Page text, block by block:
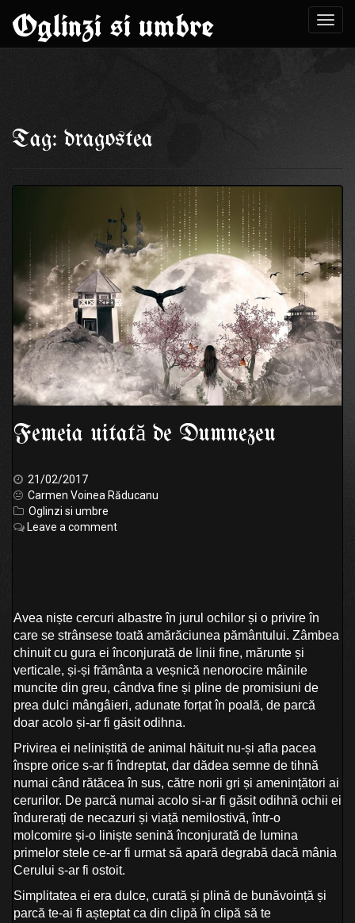
content
Oglinzi si umbre
Tag: dragostea
Femeia uitată de Dumnezeu
21/02/2017
Carmen Voinea Răducanu
Oglinzi si umbre
Leave a comment
Avea niște cercuri albastre în jurul ochilor și o privire în
care se strânsese toată amărăciunea pământului. Zâmbea
chinuit cu gura ei înconjurată de linii fine, mărunte și
verticale, și-și frământa a veșnică nenorocire mâinile
muncite din greu, cândva fine și pline de promisiuni de
prea dulci mângâieri, adunate forțat în poală, de parcă
doar acolo și-ar fi găsit odihna.
Privirea ei neliniștită de animal hăituit nu-și afla pacea
înspre orice s-ar fi îndreptat, dar dădea semne de tihnă
numai când rătăcea în sus, către norii gri și amenințători ai
cerurilor. De parcă numai acolo si-ar fi găsit odihnă ochii ei
îndurerați de necazuri și viață nemilostivă, într-o
molcomire și-o liniște senină înconjurată de lumina
primelor stele ce-ar fi urmat să apară degrabă dacă mânia
Cerului s-ar fi ostoit.
Simplitatea ei era dulce, curată și plină de bunăvoință și
parcă te-ai fi așteptat ca din clipă în clipă să te